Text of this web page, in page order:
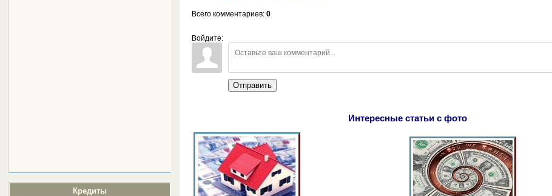
Кредиты
Всего комментариев:0
Войдите:
Отправить
Интересные статьи с фото